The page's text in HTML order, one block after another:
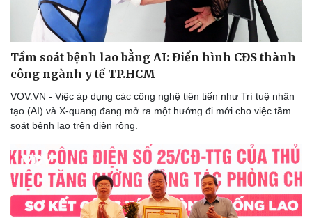
Du lịch
Tư vấn
Săn Tour
check-in
Podcast
Câu chuyện thời sự
Đọc truyện đêm khuya
Cửa sổ tình yêu
Kể chuyện cho bé
Tầm soát bệnh lao bằng AI: Điển hình CĐS thành
công ngành y tế TP.HCM
VOV.VN - Việc áp dụng các công nghệ tiên tiến như Trí tuệ nhân
tạo (AI) và X-quang đang mở ra một hướng đi mới cho việc tầm
soát bệnh lao trên diện rộng.